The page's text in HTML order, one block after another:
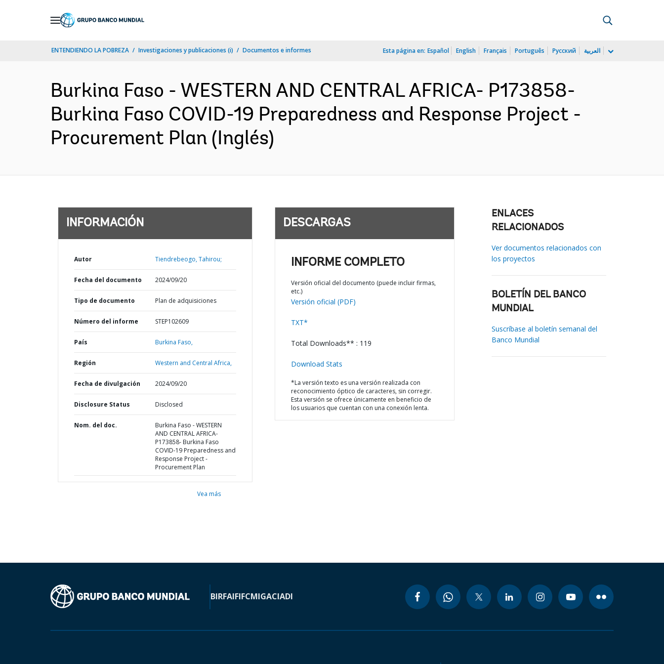
ENTENDIENDO LA POBREZA Investigaciones y publicaciones (i) Documentos e informes Esta página en: Español English Français Português Русский العربية
Burkina Faso - WESTERN AND CENTRAL AFRICA- P173858-
Burkina Faso COVID-19 Preparedness and Response Project -
Procurement Plan (Inglés)
INFORMACIÓN
Autor Tiendrebeogo, Tahirou;
Fecha del documento 2024/09/20
Tipo de documento Plan de adquisiciones
Número del informe STEP102609
País Burkina Faso,
Región Western and Central Africa,
Fecha de divulgación 2024/09/20
Disclosure Status Disclosed
Nom. del doc.
Burkina Faso - WESTERN
AND CENTRAL AFRICA-
P173858- Burkina Faso
COVID-19 Preparedness and
Response Project -
Procurement Plan
Vea más
DESCARGAS
INFORME COMPLETO
Versión oficial del documento (puede incluir firmas,
etc.)
Versión oficial (PDF)
TXT*
Total Downloads** : 119
Download Stats
*La versión texto es una versión realizada con
reconocimiento óptico de caracteres, sin corregir.
Esta versión se ofrece únicamente en beneficio de
los usuarios que cuentan con una conexión lenta.
ENLACES
RELACIONADOS
Ver documentos relacionados con
los proyectos
BOLETÍN DEL BANCO
MUNDIAL
Suscríbase al boletín semanal del
Banco Mundial
BIRFAIFIFCMIGACIADI